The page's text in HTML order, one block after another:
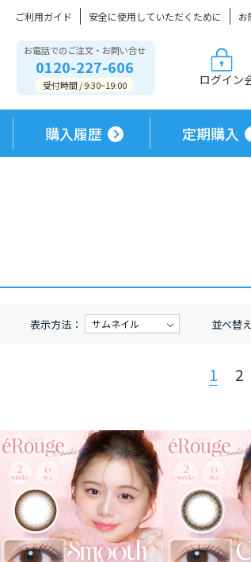
ご利用ガイド 安全に使用していただくために お
お電話でのご注文・お問い合せ
0120-227-606
受付時間 / 9:30~19:00 ログイン
購入履歴 定期購入
表示方法： サムネイル 並べ替
1 2